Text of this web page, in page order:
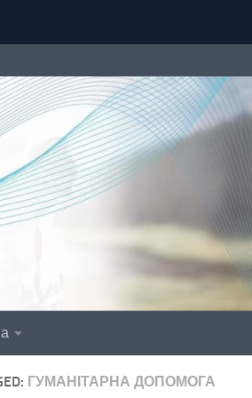
ГУМАНІТАРНА ДОПОМОГА